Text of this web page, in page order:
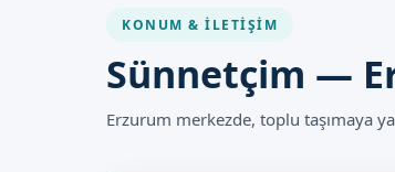
KONUM & İLETIŞIM
Sünnetçim —
Erzurum merkezde, toplu taşımaya